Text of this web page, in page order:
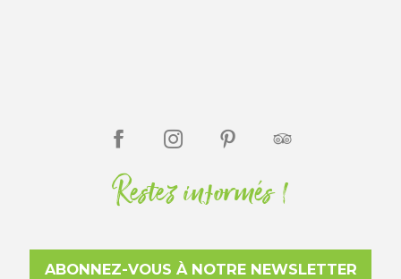
Restez informés !
ABONNEZ-VOUS À NOTRE NEWSLETTER